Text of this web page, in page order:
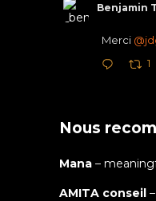
Benjamin
Merci
1
Nous
Mana –
AMITA conseil